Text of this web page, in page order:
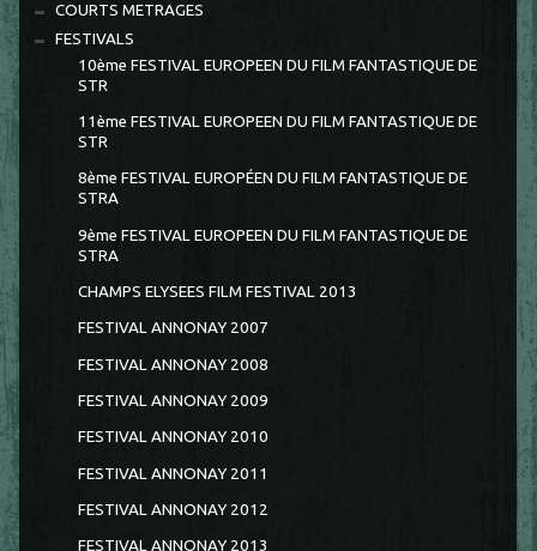
COURTS METRAGES
FESTIVALS
10ème FESTIVAL EUROPEEN DU FILM FANTASTIQUE DE
STR
11ème FESTIVAL EUROPEEN DU FILM FANTASTIQUE DE
STR
8ème FESTIVAL EUROPÉEN DU FILM FANTASTIQUE DE
STRA
9ème FESTIVAL EUROPEEN DU FILM FANTASTIQUE DE
STRA
CHAMPS ELYSEES FILM FESTIVAL 2013
FESTIVAL ANNONAY 2007
FESTIVAL ANNONAY 2008
FESTIVAL ANNONAY 2009
FESTIVAL ANNONAY 2010
FESTIVAL ANNONAY 2011
FESTIVAL ANNONAY 2012
FESTIVAL ANNONAY 2013